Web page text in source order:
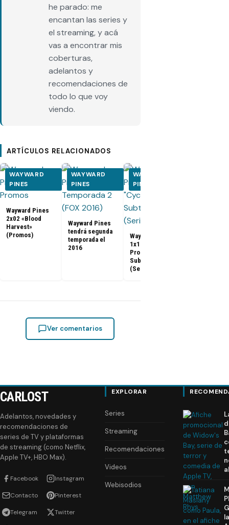
he parado: me
encantan las series y
el streaming, y acá
vas a encontrar mis
coberturas,
adelantos y
recomendaciones de
todo lo que voy
viendo.
ARTÍCULOS RELACIONADOS
WAYWARD
PINES
Wayward Pines
2x02 «Blood
Harvest»
(Promos)
WAYWARD
PINES
Wayward Pines
tendrá segunda
temporada el
2016
WAYWARD
PINES
Wayward Pines
1x10 «Cycle»
Promos
Subtituladas
(Series Finale)
Ver comentarios
CARLOST
Adelantos, novedades y
recomendaciones de
series de TV y plataformas
de streaming (como Netflix,
Apple TV+, HBO Max).
Facebook Instagram
Contacto Pinterest
Telegram Twitter
EXPLORAR
Series
Streaming
Recomendaciones
Videos
Webisodios